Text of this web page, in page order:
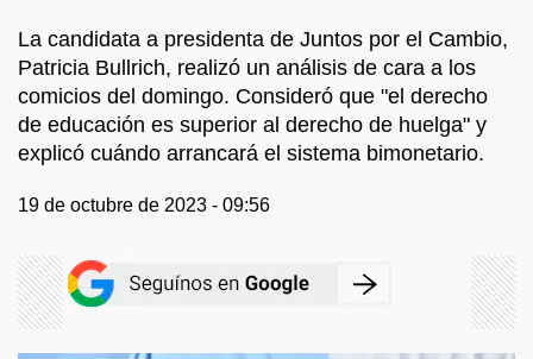
La candidata a presidenta de Juntos por el Cambio,
Patricia Bullrich, realizó un análisis de cara a los
comicios del domingo. Consideró que "el derecho
de educación es superior al derecho de huelga" y
explicó cuándo arrancará el sistema bimonetario.
19 de octubre de 2023 - 09:56